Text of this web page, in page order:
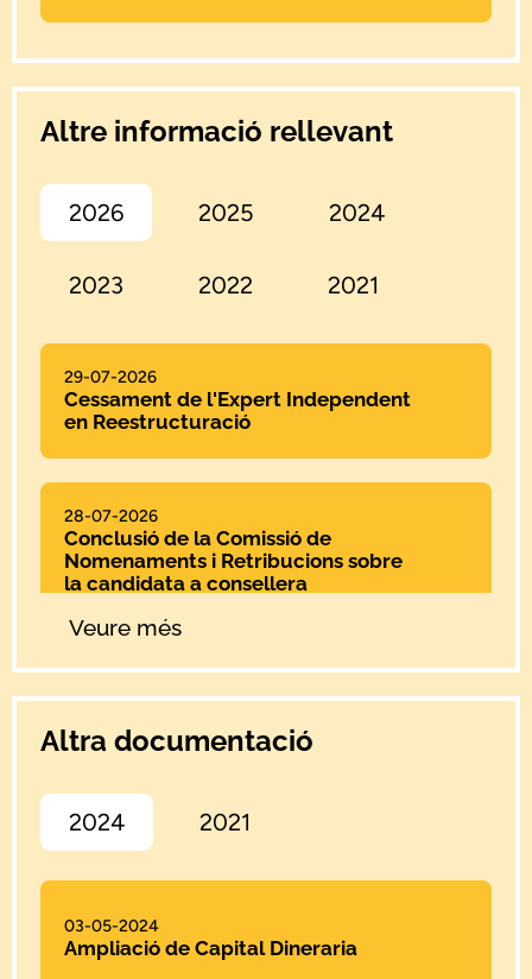
Altre informació rellevant
2026 2025 2024
2023 2022 2021
29-07-2026
Cessament de l'Expert Independent
en Reestructuració
28-07-2026
Conclusió de la Comissió de
Nomenaments i Retribucions sobre
la candidata a consellera
23-07-2026
Junta General Extraordinària 2026
17-07-2026
Junta General Extraordinària
Veure més
Altra documentació
2024 2021
03-05-2024
Ampliació de Capital Dineraria